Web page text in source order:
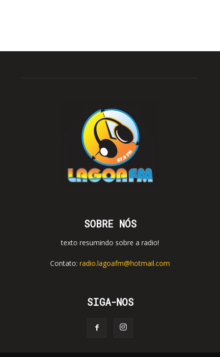
SOBRE NÓS
texto resumindo sobre a radio!
Contato: radio.lagoafm@hotmail.com
SIGA-NOS